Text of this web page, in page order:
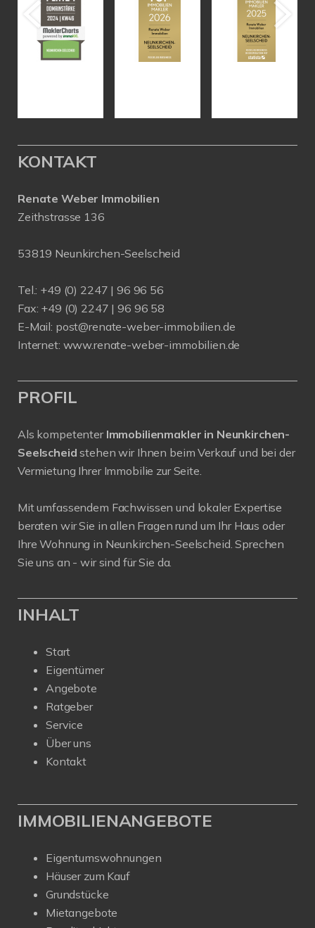
KONTAKT
Renate Weber Immobilien
Zeithstrasse 136
53819 Neunkirchen-Seelscheid
Tel.: +49 (0) 2247 | 96 96 56
Fax: +49 (0) 2247 | 96 96 58
E-Mail: post@renate-weber-immobilien.de
Internet: www.renate-weber-immobilien.de
PROFIL
Als kompetenter Immobilienmakler in Neunkirchen-
Seelscheidstehen wir Ihnen beim Verkauf und bei der
Vermietung Ihrer Immobilie zur Seite.
Mit umfassendem Fachwissen und lokaler Expertise
beraten wir Sie in allen Fragen rund um Ihr Haus oder
Ihre Wohnung in Neunkirchen-Seelscheid. Sprechen
Sie uns an - wir sind für Sie da.
INHALT
Start
Eigentümer
Angebote
Ratgeber
Service
Über uns
Kontakt
IMMOBILIENANGEBOTE
Eigentumswohnungen
Häuser zum Kauf
Grundstücke
Mietangebote